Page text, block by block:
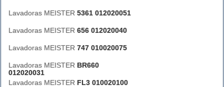
Lavadoras MEISTER 5361 012020051
Lavadoras MEISTER 656 012020040
Lavadoras MEISTER 747 010020075
Lavadoras MEISTER BR660
012020031
Lavadoras MEISTER FL3 010020100